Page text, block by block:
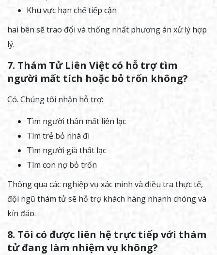
Khu vực hạn chế tiếp cận
hai bên sẽ trao đổi và thống nhất phương án xử lý hợp
lý.
7. Thám Tử Liên Việt có hỗ trợ tìm
người mất tích hoặc bỏ trốn không?
Có. Chúng tôi nhận hỗ trợ:
Tìm người thân mất liên lạc
Tìm trẻ bỏ nhà đi
Tìm người già thất lạc
Tìm con nợ bỏ trốn
Thông qua các nghiệp vụ xác minh và điều tra thực tế,
đội ngũ thám tử sẽ hỗ trợ khách hàng nhanh chóng và
kín đáo.
8. Tôi có được liên hệ trực tiếp với thám
tử đang làm nhiệm vụ không?